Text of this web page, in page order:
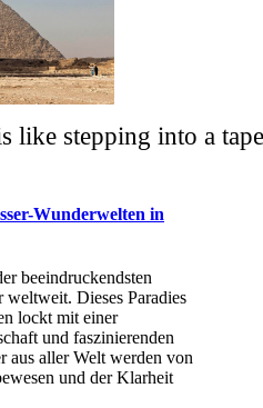
like stepping into a
Wunderwelten in
beeindruckendsten
Dieses Paradies
lockt mit einer
und faszinierenden
aus aller Welt werden von
und der Klarheit